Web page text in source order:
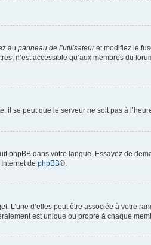
au panneau de l’utilisateuret modifiez le
n’est accessible qu’aux membres du
il se peut que le serveur ne soit pas à
phpBB dans votre langue. Essayez de
de phpBB®.
L’une d’elles peut être associée à votre
est unique ou propre à chaque